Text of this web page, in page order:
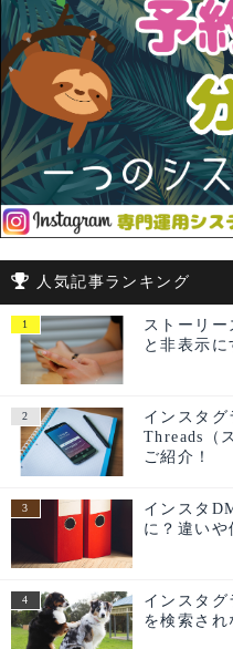
人気記事ランキング
ストーリ
と非表示に
インスタグ
Threads（
ご紹介！
インスタ
に？違いや
インスタ
を検索され